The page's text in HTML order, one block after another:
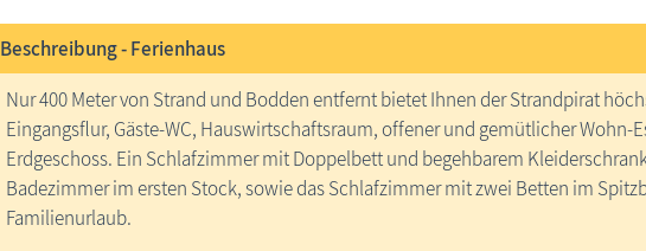
Beschreibung -Ferienhaus
Nur 400 Meter von Strand und Bodden entfernt bietet Ihnen der Strandpirat
Eingangsflur, Gäste-WC, Hauswirtschaftsraum, offener und gemütlicher Wohn-
Erdgeschoss. Ein Schlafzimmer mit Doppelbett und begehbarem
Badezimmer im ersten Stock, sowie das Schlafzimmer mit zwei Betten im
Familienurlaub.